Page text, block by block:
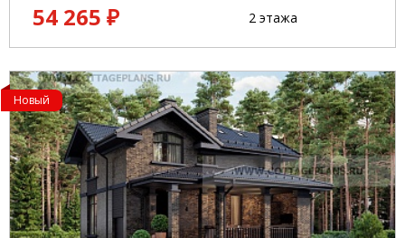
54 265 ₽
2 этажа
Новый